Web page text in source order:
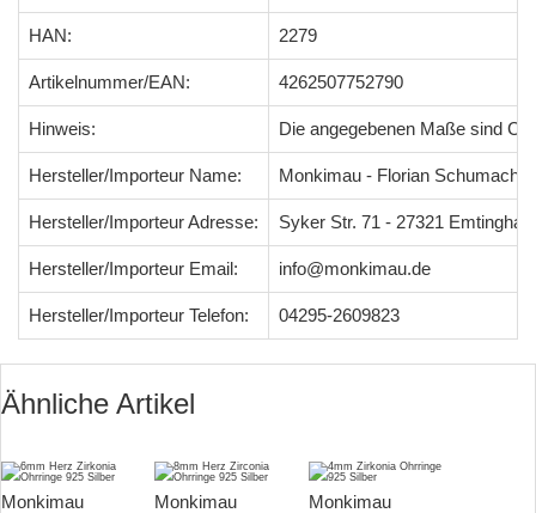
HAN: 2279
Artikelnummer/EAN: 4262507752790
Hinweis: Die angegebenen Maße sind
Hersteller/Importeur Name: Monkimau - Florian Schumacher
Hersteller/Importeur Adresse: Syker Str. 71 - 27321
Hersteller/Importeur Email: info@monkimau.de
Hersteller/Importeur Telefon: 04295-2609823
Ähnliche Artikel
Monkimau
Monkimau
Monkimau